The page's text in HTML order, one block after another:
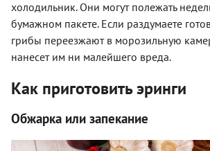
холодильник. Они могут полежать
бумажном пакете. Если раздумаете
грибы переезжают в морозильную
нанесет им ни малейшего вреда.
Как приготовить эринги
Обжарка или запекание